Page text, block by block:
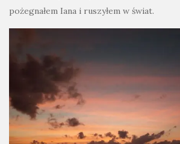
pożegnałem Iana i ruszyłem w świat.